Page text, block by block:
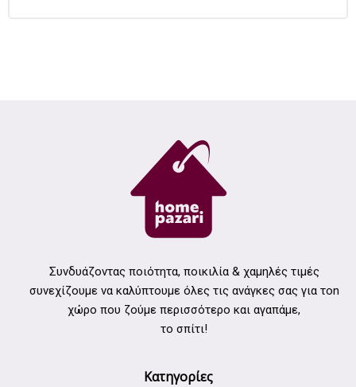
Συνδυάζοντας ποιότητα, ποικιλία & χαμηλές τιμές
συνεχίζουμε να καλύπτουμε όλες τις ανάγκες σας για τοn
χώρο που ζούμε περισσότερο και αγαπάμε,
το σπίτι!
Κατηγορίες